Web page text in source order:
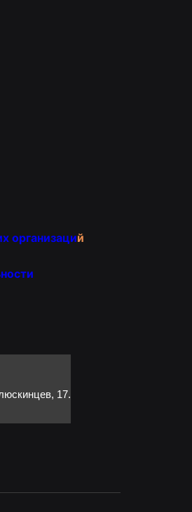
организаций
17.